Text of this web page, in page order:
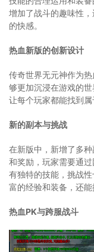
增加了战斗的趣味性
的快感。
热血新版的创新设计
传奇世界无元神作为
够更加沉浸在游戏的
让每个玩家都能找到属
新的副本与挑战
在新版中，新增了多
和奖励，玩家需要通
有独特的技能，挑战
富的经验和装备，还能
热血PK与跨服战斗